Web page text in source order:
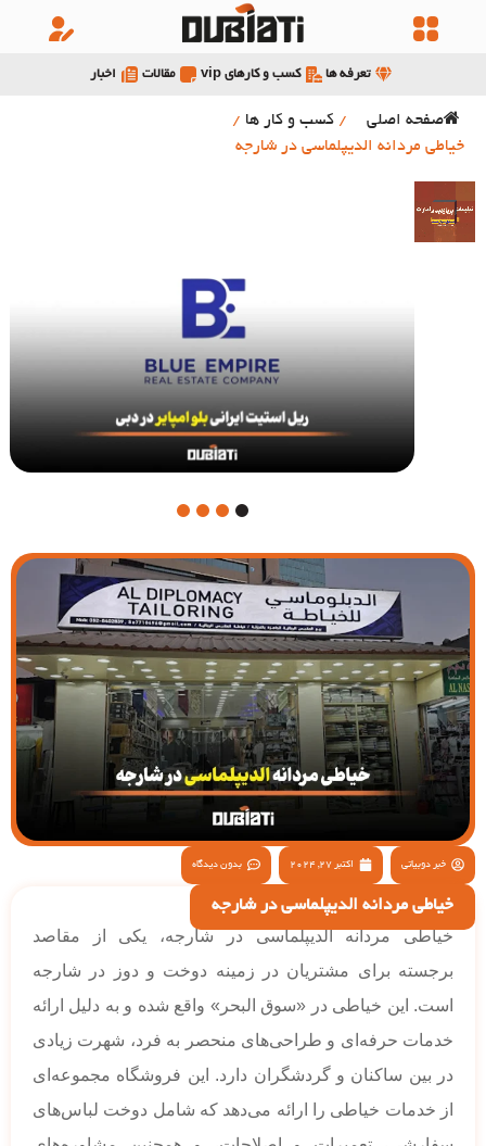
تعرفه ها کسب و کارهای vip مقالات اخبار
صفحه اصلی / کسب و کار ها /
خیاطی مردانه الدیپلماسی در شارجه
خبر دوبیاتی اکتبر 27, 2024 بدون دیدگاه
خیاطی مردانه الدیپلماسی در شارجه
خیاطی مردانه الدیپلماسی در شارجه، یکی از مقاصد
برجسته برای مشتریان در زمینه دوخت و دوز در شارجه
است. این خیاطی در «سوق البحر» واقع شده و به دلیل ارائه
خدمات حرفه‌ای و طراحی‌های منحصر به فرد، شهرت زیادی
در بین ساکنان و گردشگران دارد. این فروشگاه مجموعه‌ای
از خدمات خیاطی را ارائه می‌دهد که شامل دوخت لباس‌های
1